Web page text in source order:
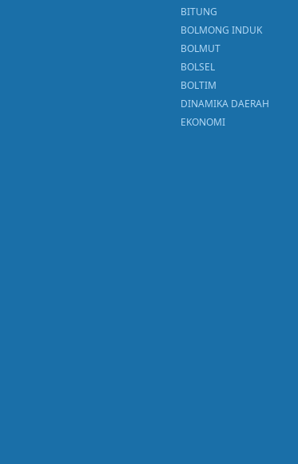
BITUNG
BOLMONG INDUK
BOLMUT
BOLSEL
BOLTIM
DINAMIKA DAERAH
EKONOMI